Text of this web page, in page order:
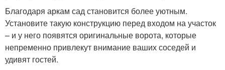
Благодаря аркам сад становится более уютным.
Установите такую конструкцию перед входом на участок
– и у него появятся оригинальные ворота, которые
непременно привлекут внимание ваших соседей и
удивят гостей.